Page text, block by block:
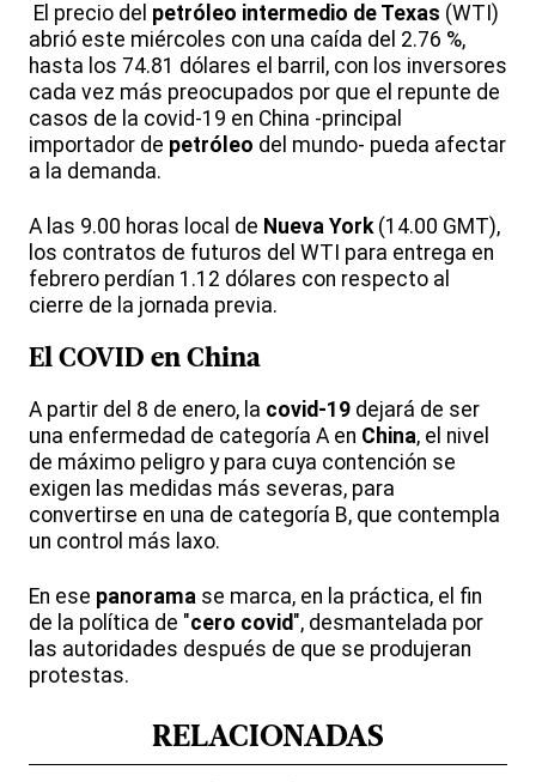
El precio del petróleo intermedio de Texas (WTI)
abrió este miércoles con una caída del 2.76 %,
hasta los 74.81 dólares el barril, con los inversores
cada vez más preocupados por que el repunte de
casos de la covid-19 en China -principal
importador de petróleo del mundo- pueda afectar
a la demanda.
A las 9.00 horas local de Nueva York(14.00 GMT),
los contratos de futuros del WTI para entrega en
febrero perdían 1.12 dólares con respecto al
cierre de la jornada previa.
El COVID en China
A partir del 8 de enero, la covid-19 dejará de ser
una enfermedad de categoría A en China, el nivel
de máximo peligro y para cuya contención se
exigen las medidas más severas, para
convertirse en una de categoría B, que contempla
un control más laxo.
En ese panorama se marca, en la práctica, el fin
de la política de "cero covid", desmantelada por
las autoridades después de que se produjeran
protestas.
RELACIONADAS